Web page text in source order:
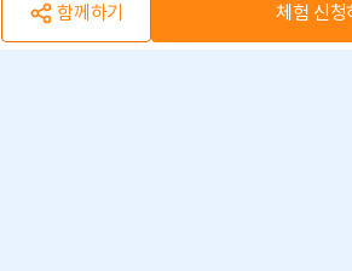
함께하기 체험 신청